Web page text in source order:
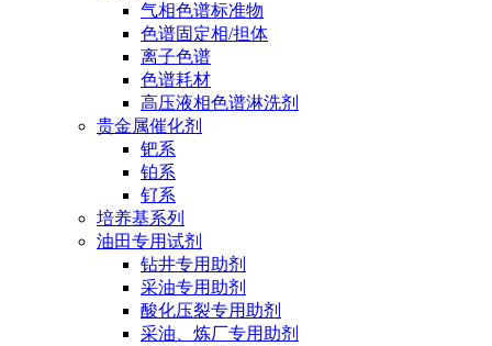
气相色谱标准物
色谱固定相/担体
离子色谱
色谱耗材
高压液相色谱淋洗剂
贵金属催化剂
钯系
铂系
钌系
培养基系列
油田专用试剂
钻井专用助剂
采油专用助剂
酸化压裂专用助剂
采油、炼厂专用助剂